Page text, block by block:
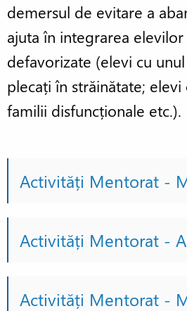
demersul de evitare a
ajuta în integrarea
defavorizate (elevi cu
plecați în străinătate;
familii disfuncționale etc.).
Activități Mentorat -
Activități Mentorat -
Activități Mentorat -